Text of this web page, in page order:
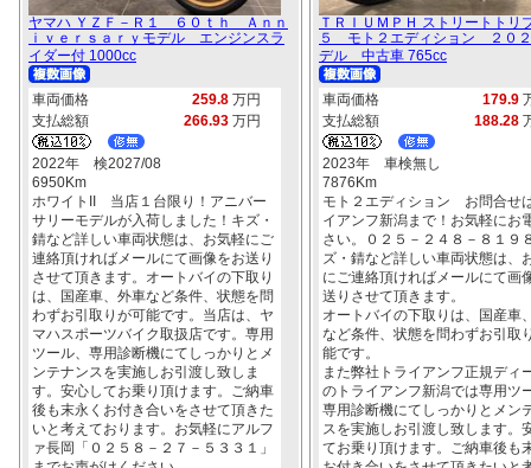
ヤマハ ＹＺＦ－Ｒ１ ６０ｔｈ Ａｎｎ
ｉｖｅｒｓａｒｙモデル エンジンスラ
イダー付 1000cc
車両価格 259.8 万円
支払総額
266.93 万円
2022年 検2027/08
6950Km
ホワイトII 当店１台限り！アニバー
サリーモデルが入荷しました！キズ・
錆など詳しい車両状態は、お気軽にご
連絡頂ければメールにて画像をお送り
させて頂きます。オートバイの下取り
は、国産車、外車など条件、状態を問
わずお引取りが可能です。当店は、ヤ
マハスポーツバイク取扱店です。専用
ツール、専用診断機にてしっかりとメ
ンテナンスを実施しお引渡し致しま
す。安心してお乗り頂けます。ご納車
後も末永くお付き合いをさせて頂きた
いと考えております。お気軽にアルフ
ァ長岡「０２５８－２７－５３３１」
ＴＲＩＵＭＰＨ ストリートトリ
５ モト２エディション ２０
デル 中古車 765cc
車両価格 179.9
支払総額
188.28
2023年 車検無し
7876Km
モト２エディション お問合せ
イアンフ新潟まで！お気軽にお
さい。０２５－２４８－８１９
ズ・錆など詳しい車両状態は、
にご連絡頂ければメールにて画
送りさせて頂きます。
オートバイの下取りは、国産車
など条件、状態を問わずお引取
能です。
また弊社トライアンフ正規ディ
のトライアンフ新潟では専用ツ
専用診断機にてしっかりとメン
スを実施しお引渡し致します。
てお乗り頂けます。ご納車後も